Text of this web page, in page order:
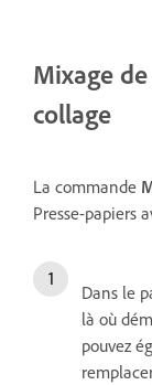
Mixage
collage
La commande
Presse-papiers
Dans le
là où
pouvez